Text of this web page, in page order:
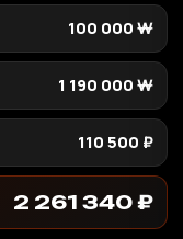
100 000 ₩
1 190 000 ₩
110 500 ₽
2 261 340 ₽